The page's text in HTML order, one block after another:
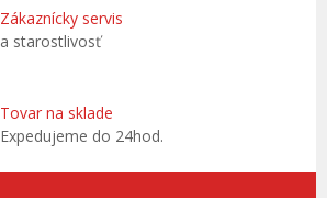
Zákaznícky servis
a starostlivosť
Tovar na sklade
Expedujeme do 24hod.